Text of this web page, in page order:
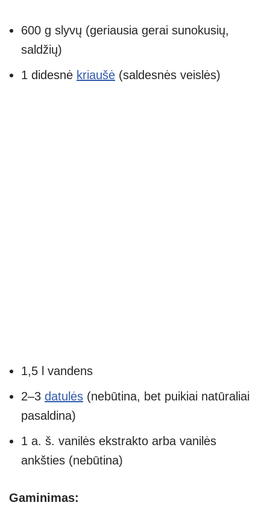
600 g slyvų (geriausia gerai sunokusių,
saldžių)
1 didesnė kriaušė (saldesnės veislės)
1,5 l vandens
2–3 datulės (nebūtina, bet puikiai natūraliai
pasaldina)
1 a. š. vanilės ekstrakto arba vanilės
ankšties (nebūtina)
Gaminimas: